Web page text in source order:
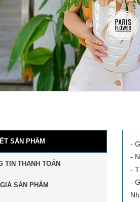
SẢN PHẨM
TIN THANH TOÁN
SẢN PHẨM
-
-
-
-